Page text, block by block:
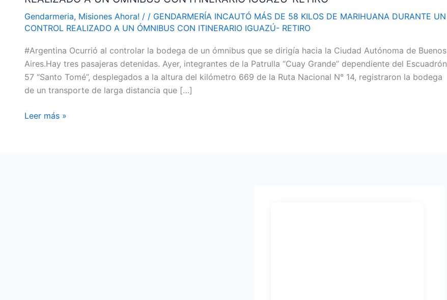
Gendarmeria, Misiones Ahora! / / GENDARMERÍA INCAUTÓ MÁS DE 58 KILOS DE MARIHUANA DURANTE UN
CONTROL REALIZADO A UN ÓMNIBUS CON ITINERARIO IGUAZÚ- RETIRO
#Argentina Ocurrió al controlar la bodega de un ómnibus que se dirigía hacia la Ciudad Autónoma de Buenos
Aires.Hay tres pasajeras detenidas. Ayer, integrantes de la Patrulla “Cuay Grande” dependiente del Escuadrón
57 “Santo Tomé”, desplegados a la altura del kilómetro 669 de la Ruta Nacional N° 14, registraron la bodega
de un transporte de larga distancia que […]
58
KILOS
MARIHUANA
DURANTE
UN
CONTROL
A
Leer más »